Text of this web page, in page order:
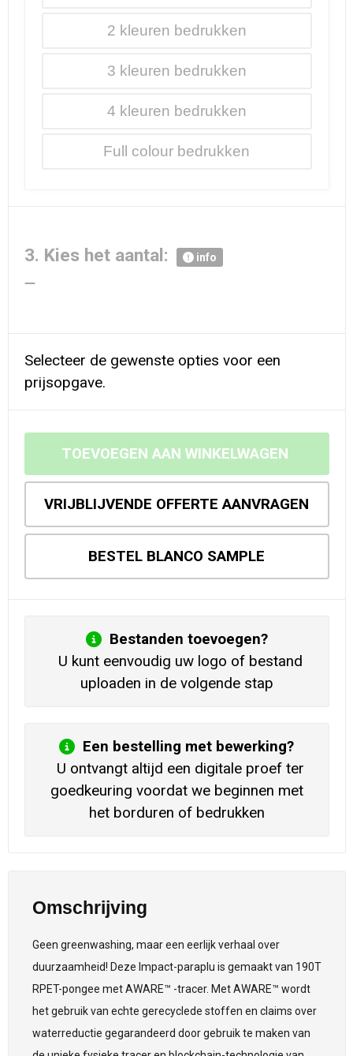
2
3
4
Full colour
3. Kies het aantal: info
Selecteer de gewenste opties voor een
prijsopgave.
TOEVOEGEN AAN WINKELWAGEN
VRIJBLIJVENDE OFFERTE AANVRAGEN
BESTEL BLANCO SAMPLE
Bestanden toevoegen?
U kunt eenvoudig uw logo of bestand
uploaden in de volgende stap
Een bestelling met bewerking?
U ontvangt altijd een digitale proef ter
goedkeuring voordat we beginnen met
het borduren of bedrukken
Omschrijving
Geen greenwashing, maar een eerlijk verhaal over
duurzaamheid! Deze Impact-paraplu is gemaakt van 190T
RPET-pongee met AWARE™ -tracer. Met AWARE™ wordt
het gebruik van echte gerecyclede stoffen en claims over
waterreductie gegarandeerd door gebruik te maken van